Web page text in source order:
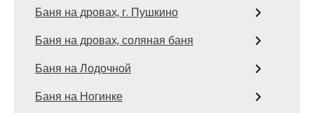
Баня на дровах, г. Пушкино
Баня на дровах, соляная баня
Баня на Лодочной
Баня на Ногинке